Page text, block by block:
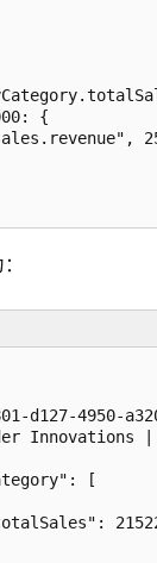
{
d127-4950-
Innovations
[